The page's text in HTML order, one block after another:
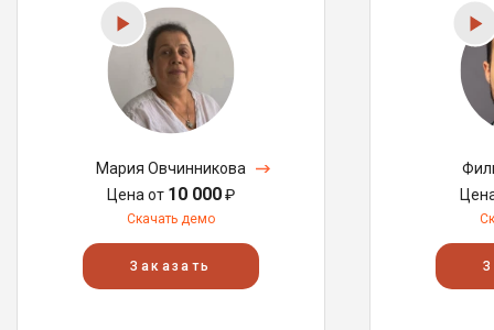
Мария Овчинникова
Цена от 10 000₽
Скачать демо
Заказать